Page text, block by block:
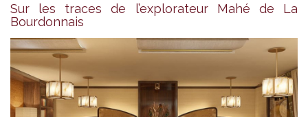
Sur les traces de l’explorateur Mahé de La
Bourdonnais